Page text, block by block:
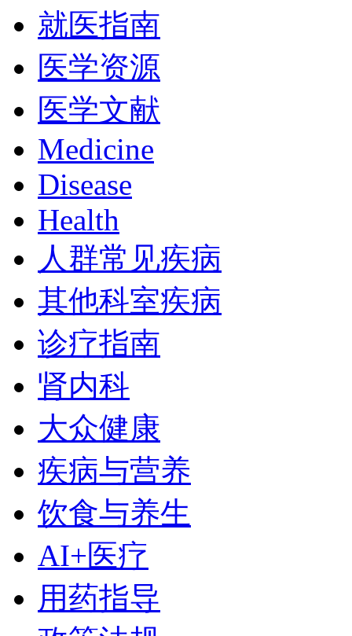
就医指南
医学资源
医学文献
Medicine
Disease
Health
人群常见疾病
其他科室疾病
诊疗指南
肾内科
大众健康
疾病与营养
饮食与养生
AI+医疗
用药指导